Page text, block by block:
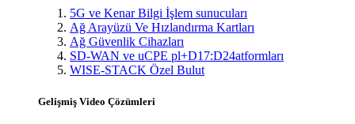
5G ve Kenar Bilgi İşlem sunucuları
Ağ Arayüzü Ve Hızlandırma Kartları
Ağ Güvenlik Cihazları
SD-WAN ve uCPE pl+D17:D24atformları
WISE-STACK Özel Bulut
Gelişmiş Video Çözümleri